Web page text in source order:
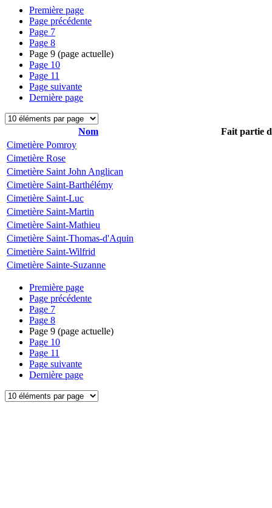
Première page
Page précédente
Page 7
Page 8
Page 9 (page actuelle)
Page 10
Page 11
Page suivante
Dernière page
Nom
Fait partie
Cimetière Pomroy
Cimetière Rose
Cimetière Saint John Anglican
Cimetière Saint-Barthélémy
Cimetière Saint-Luc
Cimetière Saint-Martin
Cimetière Saint-Mathieu
Cimetière Saint-Thomas-d'Aquin
Cimetière Saint-Wilfrid
Cimetière Sainte-Suzanne
Première page
Page précédente
Page 7
Page 8
Page 9 (page actuelle)
Page 10
Page 11
Page suivante
Dernière page